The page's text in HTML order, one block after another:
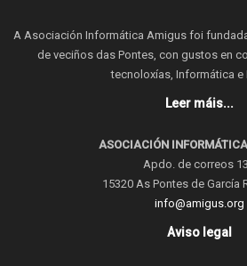
A Asociación Informática Amigus foi
de veciños das Pontes, con gustos en
tecnoloxías, Informática e
Leer máis...
ASOCIACIÓN INFORMÁTICA
Apdo. de correos
15320 As Pontes de García
info@amigus.org
Aviso legal